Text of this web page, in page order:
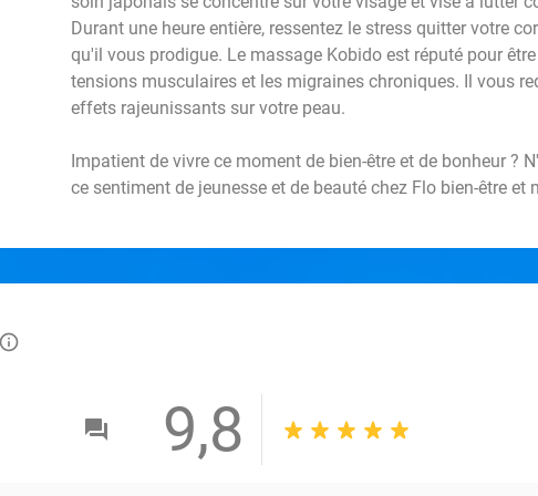
Durant une heure entière, ressentez le stress quitter votre
qu'il vous prodigue. Le massage Kobido est réputé pour
tensions musculaires et les migraines chroniques. Il vous
effets rajeunissants sur votre peau.
Impatient de vivre ce moment de bien-être et de bonheur ?
ce sentiment de jeunesse et de beauté chez Flo bien-être et
9,8